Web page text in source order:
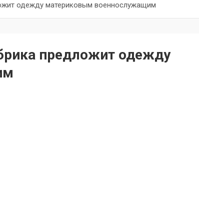
одежду материковым военнослужащим
предложит одежду